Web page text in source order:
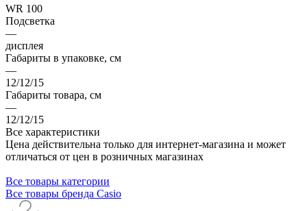
WR 100
Подсветка
—
дисплея
Габариты в упаковке, см
—
12/12/15
Габариты товара, см
—
12/12/15
Все характеристики
Цена действительна только для интернет-магазина и может
отличаться от цен в розничных магазинах
Все товары категории
Все товары бренда Casio